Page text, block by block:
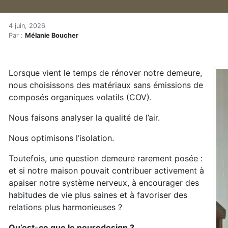
Accueil
Articles
Le neurodesign : quand la maison prend soin de
Le neurodesign : quand la
4 juin, 2026
Par : Mélanie Boucher
Lorsque vient le temps de rénover notre demeure,
nous choisissons des matériaux sans émissions de
composés organiques volatils (COV).
Nous faisons analyser la qualité de l’air.
Nous optimisons l’isolation.
Toutefois, une question demeure rarement posée :
et si notre maison pouvait contribuer activement à
apaiser notre système nerveux, à encourager des
habitudes de vie plus saines et à favoriser des
relations plus harmonieuses ?